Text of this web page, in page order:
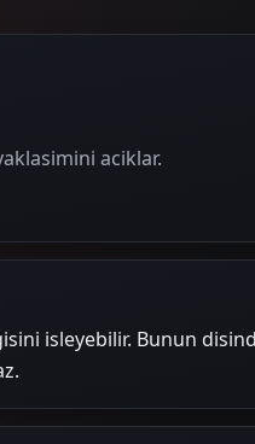
aciklar.
isleyebilir. Bunun